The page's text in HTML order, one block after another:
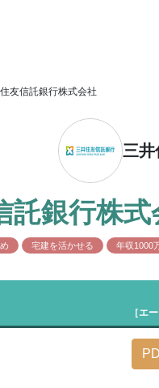
友信託銀行株式会社
三井
託銀行株
宅建を活かせる 年収1000
［エ